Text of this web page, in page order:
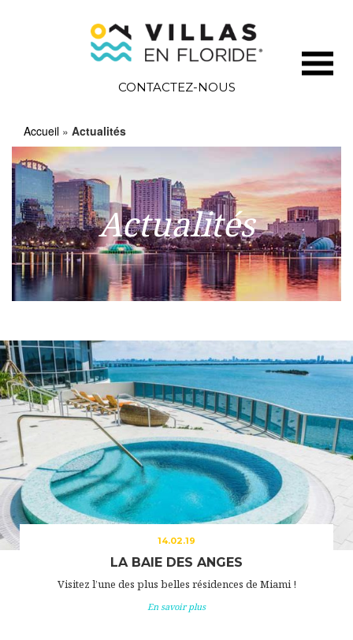
CONTACTEZ-NOUS
Accueil » Actualités
Actualités
14.02.19
LA BAIE DES ANGES
Visitez l’une des plus belles résidences de Miami !
En savoir plus